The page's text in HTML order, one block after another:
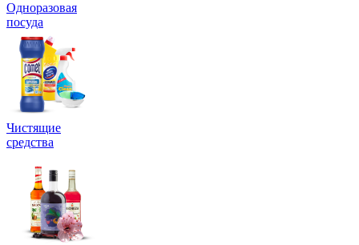
Одноразовая
посуда
Чистящие
средства